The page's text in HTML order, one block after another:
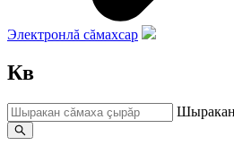
Электронлă сăмахсар
Кв
Шыракан